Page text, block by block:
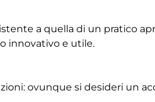
a quella di un pratico
innovativo e utile.
ovunque si desideri un